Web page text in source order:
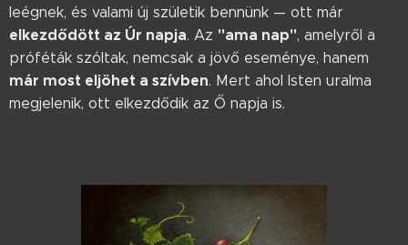
leégnek, és valami új születik bennünk — ott már
elkezdődött az Úr napja. Az "ama nap", amelyről a
próféták szóltak, nemcsak a jövő eseménye, hanem
már most eljöhet a szívben. Mert ahol Isten uralma
megjelenik, ott elkezdődik az Ő napja is.